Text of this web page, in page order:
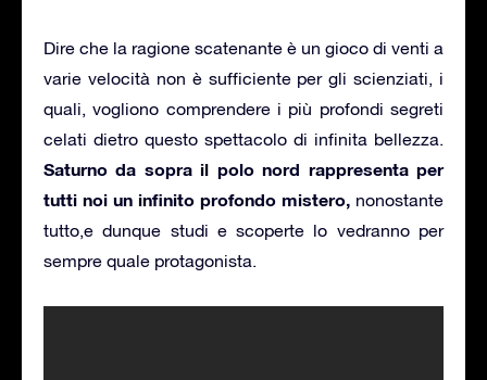
Dire che la ragione scatenante è un gioco di venti a
varie velocità non è sufficiente per gli scienziati, i
quali, vogliono comprendere i più profondi segreti
celati dietro questo spettacolo di infinita bellezza.
Saturno da sopra il polo nord rappresenta per
tutti noi un infinito profondo mistero, nonostante
tutto,e dunque studi e scoperte lo vedranno per
sempre quale protagonista.